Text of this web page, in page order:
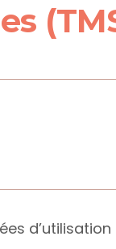
d’utilisation